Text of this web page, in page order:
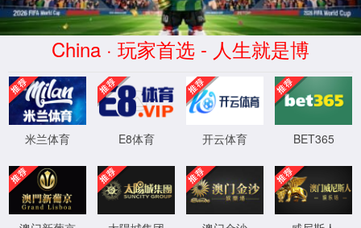
出错啦！该资源不存在，可能的原因为
您所访问的资源(http://lxcyapp.com/video/59119.html)不在服务
器上，请检查链接是否输入正确，如果正确，请联系业务管理员
检查相关链接是否能正常提供业务
您所访问的资源(http://lxcyapp.com/video/59119.html)，可能存
在配置时路径错误，请联系管理员修改相关配置
(错误代码：404)
XML 地图